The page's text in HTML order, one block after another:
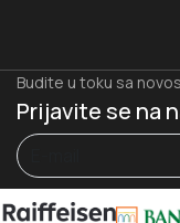
Budite u toku sa
Prijavite se na